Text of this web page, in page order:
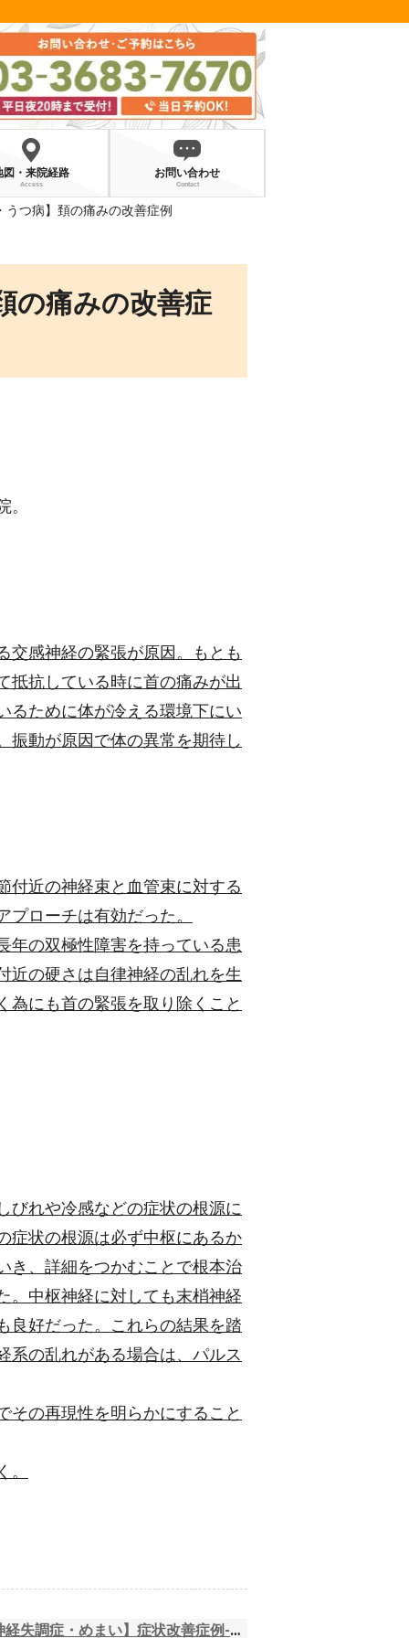
図・来院経路
Access
お問い合わせ
Contact
うつ病】頚の痛みの改善症例
の痛みの改善症
。
交感神経の緊張が原因。もとも
抵抗している時に首の痛みが出
るために体が冷える環境下にい
振動が原因で体の異常を期待し
付近の神経束と血管束に対する
ローチは有効だった。
年の双極性障害を持っている患
近の硬さは自律神経の乱れを生
為にも首の緊張を取り除くこと
びれや冷感などの症状の根源に
症状の根源は必ず中枢にあるか
き、詳細をつかむことで根本治
。中枢神経に対しても末梢神経
良好だった。これらの結果を踏
系の乱れがある場合は、パルス
その再現性を明らかにすること
。
・めまい】症状改善症例-江戸川区 はり 平井- >